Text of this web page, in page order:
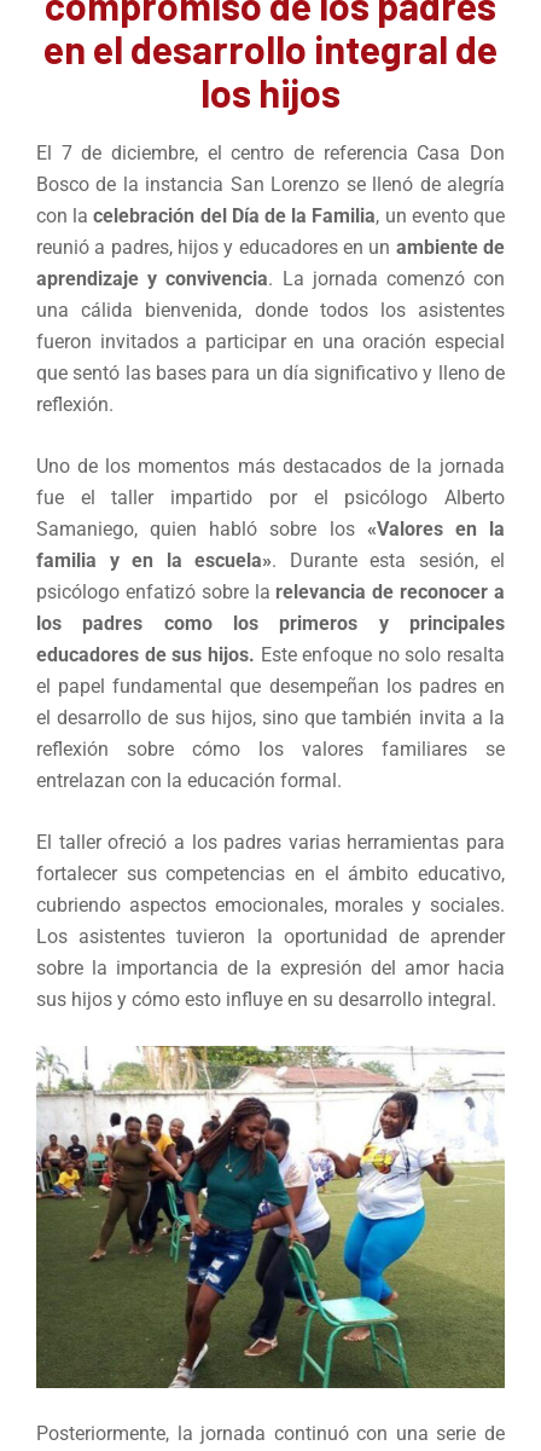
en el desarrollo integral de
los hijos
El 7 de diciembre, el centro de referencia Casa Don
Bosco de la instancia San Lorenzo se llenó de alegría
con lacelebración del Día de la Familia, un evento que
reunió a padres, hijos y educadores en un ambiente de
aprendizaje y convivencia. La jornada comenzó con
una cálida bienvenida, donde todos los asistentes
fueron invitados a participar en una oración especial
que sentó las bases para un día significativo y lleno de
reflexión.
Uno de los momentos más destacados de la jornada
fue el taller impartido por el psicólogo Alberto
Samaniego, quien habló sobre los «Valores en la
familia y en la escuela». Durante esta sesión, el
psicólogo enfatizó sobre la relevancia de reconocer a
los padres como los primeros y principales
educadores de sus hijos. Este enfoque no solo resalta
el papel fundamental que desempeñan los padres en
el desarrollo de sus hijos, sino que también invita a la
reflexión sobre cómo los valores familiares se
entrelazan con la educación formal.
El taller ofreció a los padres varias herramientas para
fortalecer sus competencias en el ámbito educativo,
cubriendo aspectos emocionales, morales y sociales.
Los asistentes tuvieron la oportunidad de aprender
sobre la importancia de la expresión del amor hacia
sus hijos y cómo esto influye en su desarrollo integral.
Posteriormente, la jornada continuó con una serie de